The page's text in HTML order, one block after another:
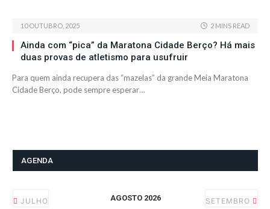
10 OUTUBRO, 2025 2 MINS READ
Ainda com “pica” da Maratona Cidade Berço? Há mais
duas provas de atletismo para usufruir
Para quem ainda recupera das “mazelas” da grande Meia Maratona
Cidade Berço, pode sempre esperar…
AGENDA
JULHO AGOSTO 2026 SETEMBRO